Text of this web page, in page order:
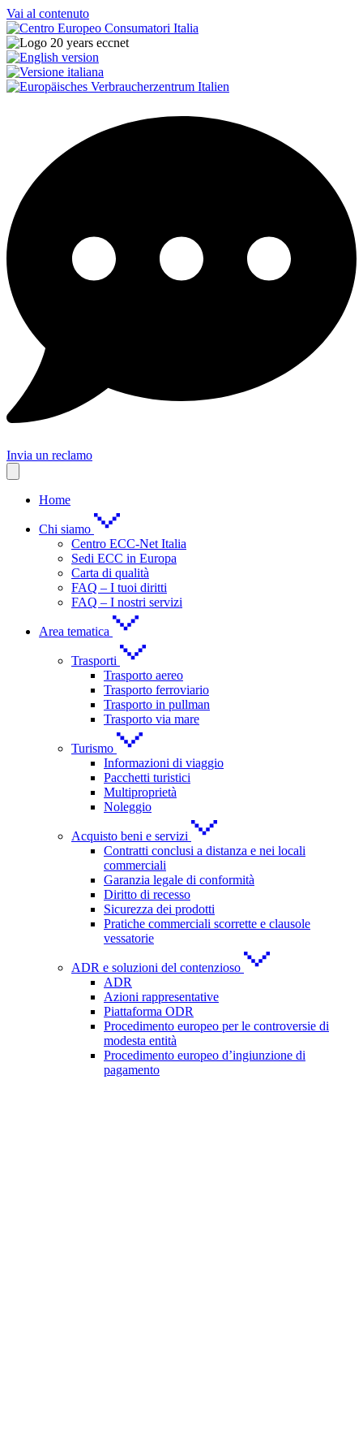
Vai al contenuto
Invia un reclamo
Home
Chi siamo
Centro ECC-Net Italia
Sedi ECC in Europa
Carta di qualità
FAQ – I tuoi diritti
FAQ – I nostri servizi
Area tematica
Trasporti
Trasporto aereo
Trasporto ferroviario
Trasporto in pullman
Trasporto via mare
Turismo
Informazioni di viaggio
Pacchetti turistici
Multiproprietà
Noleggio
Acquisto beni e servizi
Contratti conclusi a distanza e nei locali
commerciali
Garanzia legale di conformità
Diritto di recesso
Sicurezza dei prodotti
Pratiche commerciali scorrette e clausole
vessatorie
ADR e soluzioni del contenzioso
ADR
Azioni rappresentative
Piattaforma ODR
Procedimento europeo per le controversie di
modesta entità
Procedimento europeo d’ingiunzione di
pagamento